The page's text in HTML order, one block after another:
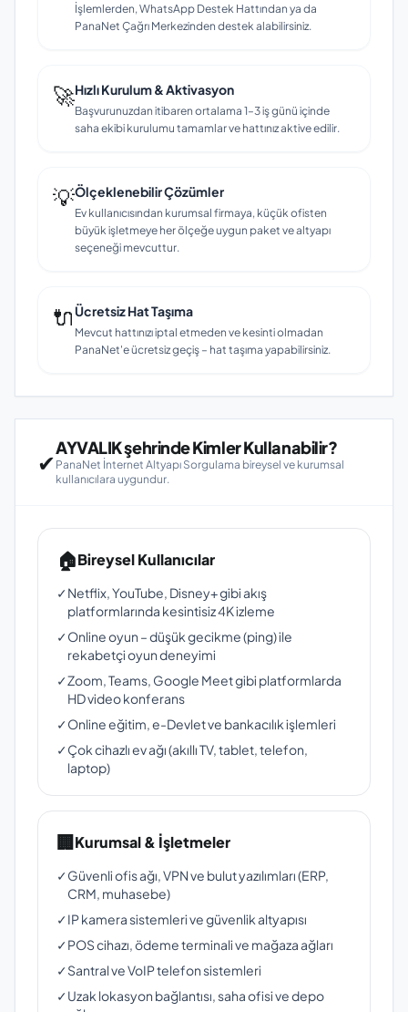
İşlemlerden, WhatsApp Destek Hattından ya da
PanaNet Çağrı Merkezinden destek alabilirsiniz.
🚀Hızlı Kurulum & Aktivasyon
Başvurunuzdan itibaren ortalama 1–3 iş günü içinde
saha ekibi kurulumu tamamlar ve hattınız aktive edilir.
💡Ölçeklenebilir Çözümler
Ev kullanıcısından kurumsal firmaya, küçük ofisten
büyük işletmeye her ölçeğe uygun paket ve altyapı
seçeneği mevcuttur.
🔌Ücretsiz Hat Taşıma
Mevcut hattınızı iptal etmeden ve kesinti olmadan
PanaNet'e ücretsiz geçiş – hat taşıma yapabilirsiniz.
✔
AYVALIK şehrinde Kimler Kullanabilir?
PanaNet İnternet Altyapı Sorgulama bireysel ve kurumsal
kullanıcılara uygundur.
🏠Bireysel Kullanıcılar
✓Netflix, YouTube, Disney+ gibi akış
platformlarında kesintisiz 4K izleme
✓Online oyun – düşük gecikme (ping) ile
rekabetçi oyun deneyimi
✓Zoom, Teams, Google Meet gibi platformlarda
HD video konferans
✓Online eğitim, e-Devlet ve bankacılık işlemleri
✓Çok cihazlı ev ağı (akıllı TV, tablet, telefon,
laptop)
🏢Kurumsal & İşletmeler
✓Güvenli ofis ağı, VPN ve bulut yazılımları (ERP,
CRM, muhasebe)
✓IP kamera sistemleri ve güvenlik altyapısı
✓POS cihazı, ödeme terminali ve mağaza ağları
✓Santral ve VoIP telefon sistemleri
✓Uzak lokasyon bağlantısı, saha ofisi ve depo